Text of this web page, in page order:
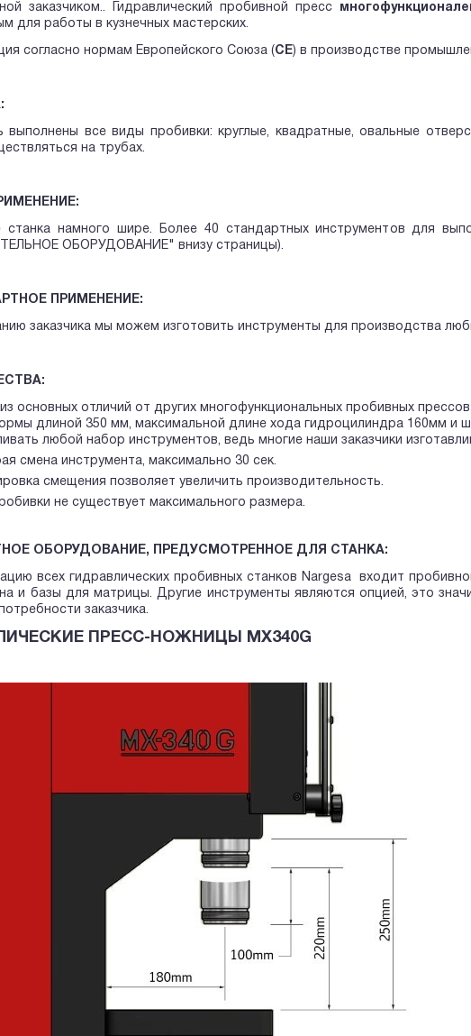
заказчиком.. Гидравлический пробивной пресс
для работы в кузнечных мастерских.
согласно нормам Европейского Союза (СЕ) в производстве
выполнены все виды пробивки: круглые, квадратные, овальные
на трубах.
станка намного шире. Более 40 стандартных инструментов для
ОБОРУДОВАНИЕ" внизу страницы).
ПРИМЕНЕНИЕ:
заказчика мы можем изготовить инструменты для производства
основных отличий от других многофункциональных пробивных
длиной 350 мм, максимальной длине хода гидроцилиндра 160мм и
любой набор инструментов, ведь многие наши заказчики
смена инструмента, максимально 30 сек.
смещения позволяет увеличить производительность.
не существует максимального размера.
ОБОРУДОВАНИЕ, ПРЕДУСМОТРЕННОЕ ДЛЯ СТАНКА:
всех гидравлических пробивных станков Nargesa входит
и базы для матрицы. Другие инструменты являются опцией, это
заказчика.
ПРЕСС-НОЖНИЦЫ MX340G